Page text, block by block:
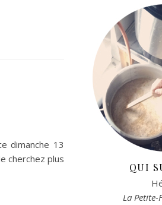
dimanche 13
cherchez plus
QUI
La